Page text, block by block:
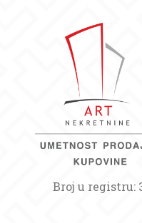
Broj u registru: